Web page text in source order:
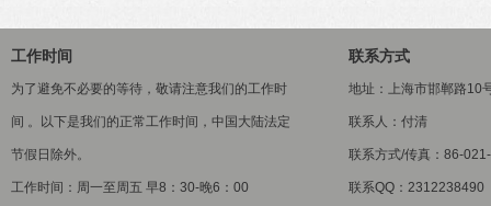
工作时间
为了避免不必要的等待，敬请注意我们的工作时
间 。以下是我们的正常工作时间，中国大陆法定
节假日除外。
工作时间：周一至周五 早8：30-晚6：00
联系方式
地址：上海市邯郸路10
联系人：付清
联系方式/传真：86-
联系QQ：2312238490